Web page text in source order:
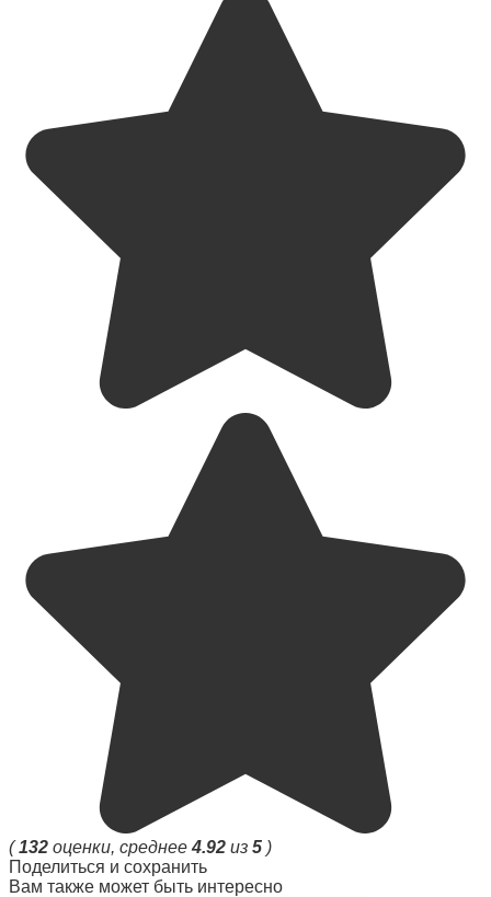
(132 оценки, среднее4.92 из 5 )
Поделиться и сохранить
Вам также может быть интересно